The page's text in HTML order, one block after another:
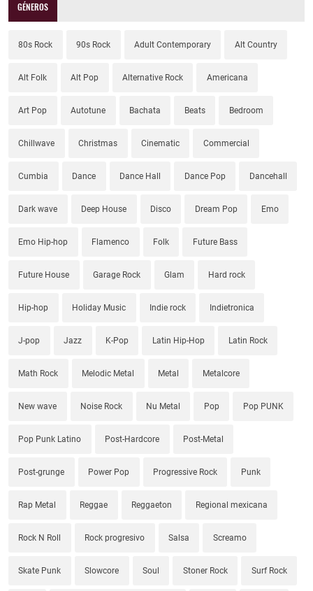
GÉNEROS
80s Rock 90s Rock Adult Contemporary Alt Country
Alt Folk Alt Pop Alternative Rock Americana
Art Pop Autotune Bachata Beats Bedroom
Chillwave Christmas Cinematic Commercial
Cumbia Dance Dance Hall Dance Pop Dancehall
Dark wave Deep House Disco Dream Pop Emo
Emo Hip-hop Flamenco Folk Future Bass
Future House Garage Rock Glam Hard rock
Hip-hop Holiday Music Indie rock Indietronica
J-pop Jazz K-Pop Latin Hip-Hop Latin Rock
Math Rock Melodic Metal Metal Metalcore
New wave Noise Rock Nu Metal Pop Pop PUNK
Pop Punk Latino Post-Hardcore Post-Metal
Post-grunge Power Pop Progressive Rock Punk
Rap Metal Reggae Reggaeton Regional mexicana
Rock N Roll Rock progresivo Salsa Screamo
Skate Punk Slowcore Soul Stoner Rock Surf Rock